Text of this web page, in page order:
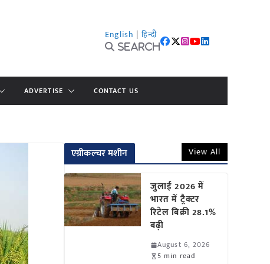
English | हिन्दी
Search
ADVERTISE CONTACT US
एग्रीकल्चर मशीन View All
जुलाई 2026 में
भारत में ट्रैक्टर
रिटेल बिक्री 28.1%
बढ़ी
August 6, 2026
5 min read